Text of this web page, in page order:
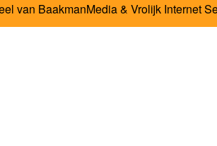
van BaakmanMedia& Vrolijk Internet